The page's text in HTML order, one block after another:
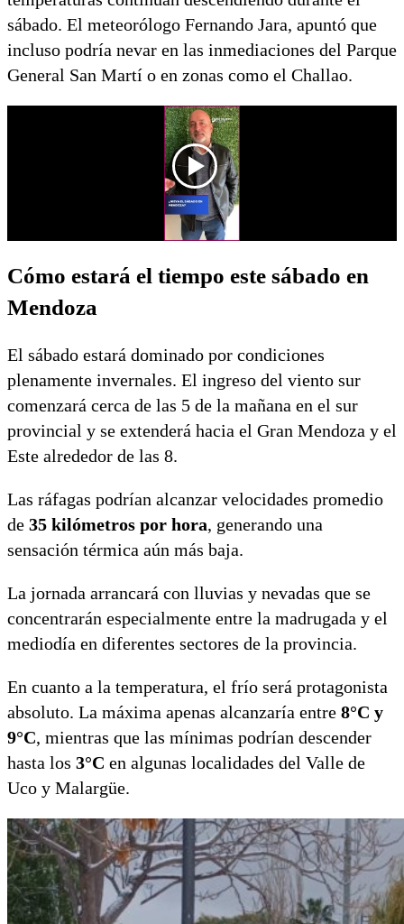
sábado. El meteorólogo Fernando Jara, apuntó que
incluso podría nevar en las inmediaciones del Parque
General San Martí o en zonas como el Challao.
Cómo estará el tiempo este sábado en
Mendoza
El sábado estará dominado por condiciones
plenamente invernales. El ingreso del viento sur
comenzará cerca de las 5 de la mañana en el sur
provincial y se extenderá hacia el Gran Mendoza y el
Este alrededor de las 8.
Las ráfagas podrían alcanzar velocidades promedio
de 35 kilómetros por hora, generando una
sensación térmica aún más baja.
La jornada arrancará con lluvias y nevadas que se
concentrarán especialmente entre la madrugada y el
mediodía en diferentes sectores de la provincia.
En cuanto a la temperatura, el frío será protagonista
absoluto. La máxima apenas alcanzaría entre 8°C y
9°C, mientras que las mínimas podrían descender
hasta los 3°C en algunas localidades del Valle de
Uco y Malargüe.